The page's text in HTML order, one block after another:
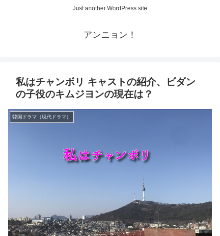
Just another WordPress site
アンニョン！
私はチャンボリ キャストの紹介、ビダン
の子役のキムジヨンの現在は？
韓国ドラマ（現代ドラマ）